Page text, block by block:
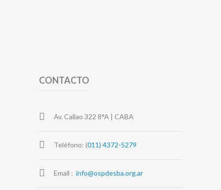
CONTACTO
Av. Callao 322 8°A | CABA
Teléfono: (011) 4372-5279
Email : info@ospdesba.org.ar